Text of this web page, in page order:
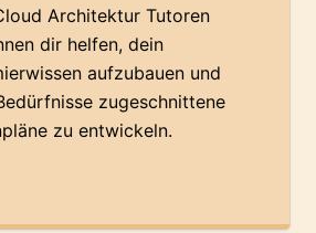
Architektur Tutoren
dir helfen, dein
aufzubauen und
zugeschnittene
zu entwickeln.